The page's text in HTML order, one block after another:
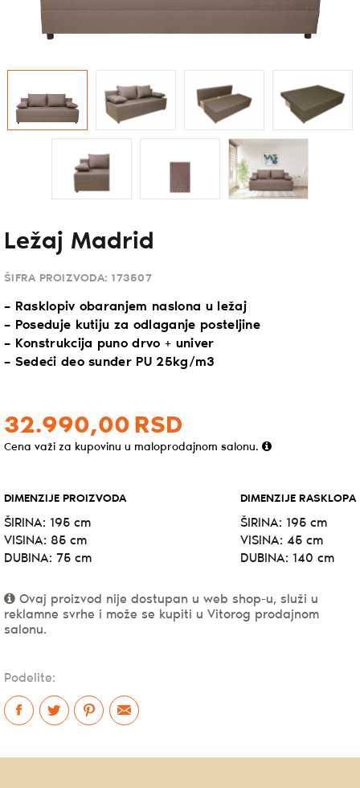
Ležaj Madrid
ŠIFRA PROIZVODA: 173507
– Rasklopiv obaranjem naslona u ležaj
– Poseduje kutiju za odlaganje posteljine
– Konstrukcija puno drvo + univer
– Sedeći deo sunđer PU 25kg/m3
32.990,00 RSD
Cena važi za kupovinu u maloprodajnom salonu.
DIMENZIJE PROIZVODA
ŠIRINA: 195 cm
VISINA: 85 cm
DUBINA: 75 cm
DIMENZIJE RASKLOPA
ŠIRINA: 195 cm
VISINA: 45 cm
DUBINA: 140 cm
Ovaj proizvod nije dostupan u web shop-u, služi u
reklamne svrhe i može se kupiti u Vitorog prodajnom
salonu.
Podelite: